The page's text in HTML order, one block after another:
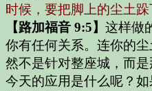
时候，要把脚上的尘土
【路加福音 9:5】 这样做
你有任何关系。连你的
然不是针对整座城，而
今天的应用是什么呢？